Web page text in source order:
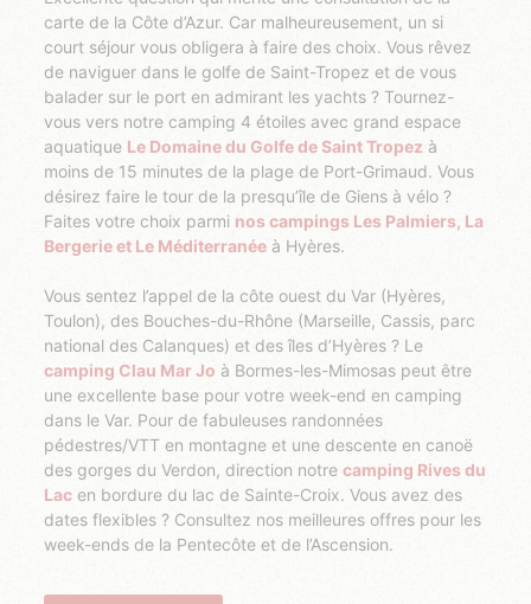
carte de la Côte d’Azur. Car malheureusement, un si
court séjour vous obligera à faire des choix. Vous rêvez
de naviguer dans le golfe de Saint-Tropez et de vous
balader sur le port en admirant les yachts ? Tournez-
vous vers notre camping 4 étoiles avec grand espace
aquatique Le Domaine du Golfe de Saint Tropez à
moins de 15 minutes de la plage de Port-Grimaud. Vous
désirez faire le tour de la presqu’île de Giens à vélo ?
Faites votre choix parmi nos campings Les Palmiers, La
Bergerie et Le Méditerranée à Hyères.
Vous sentez l’appel de la côte ouest du Var (Hyères,
Toulon), des Bouches-du-Rhône (Marseille, Cassis, parc
national des Calanques) et des îles d’Hyères ? Le
camping Clau Mar Jo à Bormes-les-Mimosas peut être
une excellente base pour votre week-end en camping
dans le Var. Pour de fabuleuses randonnées
pédestres/VTT en montagne et une descente en canoë
des gorges du Verdon, direction notrecamping Rives du
Lac en bordure du lac de Sainte-Croix. Vous avez des
dates flexibles ? Consultez nos meilleures offres pour les
week-ends de la Pentecôte et de l’Ascension.